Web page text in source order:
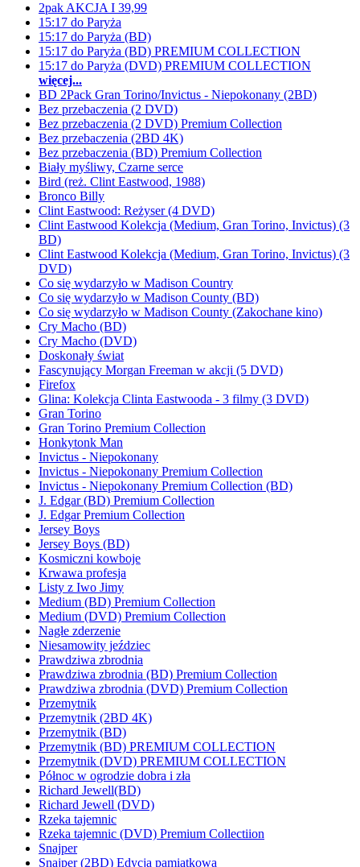
2pak AKCJA I 39,99
15:17 do Paryża
15:17 do Paryża (BD)
15:17 do Paryża (BD) PREMIUM COLLECTION
15:17 do Paryża (DVD) PREMIUM COLLECTION
więcej...
BD 2Pack Gran Torino/Invictus - Niepokonany (2BD)
Bez przebaczenia (2 DVD)
Bez przebaczenia (2 DVD) Premium Collection
Bez przebaczenia (2BD 4K)
Bez przebaczenia (BD) Premium Collection
Biały myśliwy, Czarne serce
Bird (reż. Clint Eastwood, 1988)
Bronco Billy
Clint Eastwood: Reżyser (4 DVD)
Clint Eastwood Kolekcja (Medium, Gran Torino, Invictus) (3
BD)
Clint Eastwood Kolekcja (Medium, Gran Torino, Invictus) (3
DVD)
Co się wydarzyło w Madison Country
Co się wydarzyło w Madison County (BD)
Co się wydarzyło w Madison County (Zakochane kino)
Cry Macho (BD)
Cry Macho (DVD)
Doskonały świat
Fascynujący Morgan Freeman w akcji (5 DVD)
Firefox
Glina: Kolekcja Clinta Eastwooda - 3 filmy (3 DVD)
Gran Torino
Gran Torino Premium Collection
Honkytonk Man
Invictus - Niepokonany
Invictus - Niepokonany Premium Collection
Invictus - Niepokonany Premium Collection (BD)
J. Edgar (BD) Premium Collection
J. Edgar Premium Collection
Jersey Boys
Jersey Boys (BD)
Kosmiczni kowboje
Krwawa profesja
Listy z Iwo Jimy
Medium (BD) Premium Collection
Medium (DVD) Premium Collection
Nagłe zderzenie
Niesamowity jeździec
Prawdziwa zbrodnia
Prawdziwa zbrodnia (BD) Premium Collection
Prawdziwa zbrodnia (DVD) Premium Collection
Przemytnik
Przemytnik (2BD 4K)
Przemytnik (BD)
Przemytnik (BD) PREMIUM COLLECTION
Przemytnik (DVD) PREMIUM COLLECTION
Północ w ogrodzie dobra i zła
Richard Jewell(BD)
Richard Jewell (DVD)
Rzeka tajemnic
Rzeka tajemnic (DVD) Premium Collectiion
Snajper
Snajper (2BD) Edycja pamiątkowa